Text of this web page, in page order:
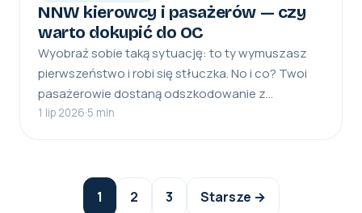
NNW kierowcy i pasażerów — czy
warto dokupić do OC
Wyobraź sobie taką sytuację: to ty wymuszasz
pierwszeństwo i robi się stłuczka. No i co? Twoi
pasażerowie dostaną odszkodowanie z…
1 lip 2026·5 min
Stronicowanie
wpisów
1 2 3 Starsze →